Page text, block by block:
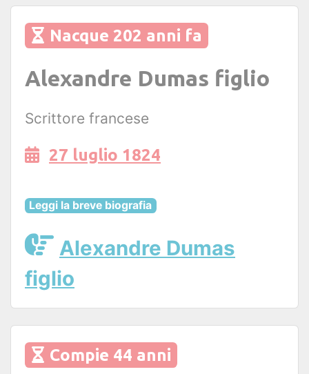
Nacque 202 anni fa
Alexandre Dumas figlio
Scrittore francese
27 luglio 1824
Leggi la breve biografia
Alexandre Dumas
figlio
Compie 44 anni